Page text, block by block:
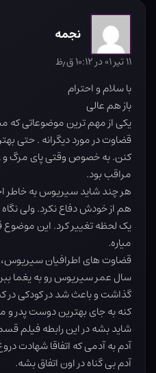
نجمه
۱۱ تیر ۰۱ در ۱۰:۱۲ ق٫ظ
با سلام و احترام
باز هم عالی
یکی از مهم ترين موضوعاتی
قضاوت در مورد ديگرانه . حتی
کنن. به خصوص وقتی پای مرگ و
مراقب بود.
هر چند شايد سيريوس به
هم از خودش دفاع نکرد. ولی
یک لحظه تغيير کرد. این موضوع
میاره.
قضاوت های اطرافیان سیریوس،
سال عمر سیریوس رو به یغما
گذاشت و باعث شد در کودکی در
کنه به جای بهترین دوست پدر و
شاید بشه در اين رابطه فیلم
آدم به آدمی که اتفاقا شهادت
آدم بی گناه در اون اتفاق بشه.